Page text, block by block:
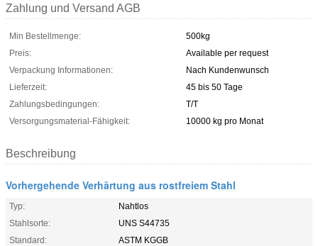
Zahlung und Versand AGB
Min Bestellmenge:
500kg
Preis:
Available per request
Verpackung Informationen:
Nach Kundenwunsch
Lieferzeit:
45 bis 50 Tage
Zahlungsbedingungen:
T/T
Versorgungsmaterial-Fähigkeit:
10000 kg pro Monat
Beschreibung
Vorhergehende Verhärtung aus rostfreiem Stahl
Typ:
Nahtlos
Stahlsorte:
UNS S44735
Standard:
ASTM KGGB